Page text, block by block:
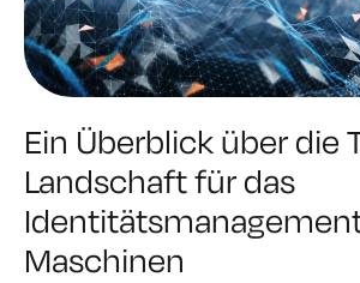
Ein Überblick über die
Landschaft für das
Maschinen